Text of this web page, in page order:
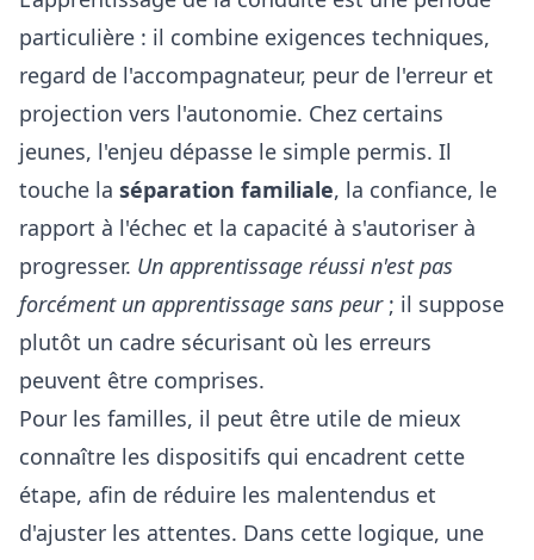
particulière : il combine exigences techniques,
regard de l'accompagnateur, peur de l'erreur et
projection vers l'autonomie. Chez certains
jeunes, l'enjeu dépasse le simple permis. Il
touche la séparation familiale, la confiance, le
rapport à l'échec et la capacité à s'autoriser à
progresser. Un apprentissage réussi n'est pas
forcément un apprentissage sans peur; il suppose
plutôt un cadre sécurisant où les erreurs
peuvent être comprises.
Pour les familles, il peut être utile de mieux
connaître les dispositifs qui encadrent cette
étape, afin de réduire les malentendus et
d'ajuster les attentes. Dans cette logique, une